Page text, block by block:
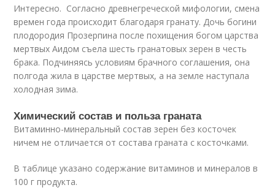
Интересно. Согласно древнегреческой мифологии, смена
времен года происходит благодаря гранату. Дочь богини
плодородия Прозерпина после похищения богом царства
мертвых Аидом съела шесть гранатовых зерен в честь
брака. Подчиняясь условиям брачного соглашения, она
полгода жила в царстве мертвых, а на земле наступала
холодная зима.
Химический состав и польза граната
Витаминно-минеральный состав зерен без косточек
ничем не отличается от состава граната с косточками.
В таблице указано содержание витаминов и минералов в
100 г продукта.